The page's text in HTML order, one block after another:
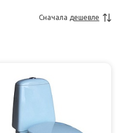
Сначала дешевле